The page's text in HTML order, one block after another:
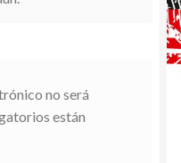
no será
están